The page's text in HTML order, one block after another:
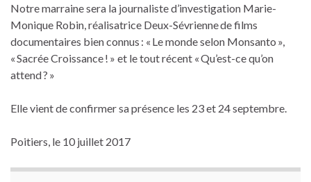
Notre marraine sera la journaliste d’investigation Marie-
Monique Robin, réalisatrice Deux-Sévrienne de films
documentaires bien connus : « Le monde selon Monsanto »,
« Sacrée Croissance ! » et le tout récent « Qu’est-ce qu’on
attend ? »
Elle vient de confirmer sa présence les 23 et 24 septembre.
Poitiers, le 10 juillet 2017